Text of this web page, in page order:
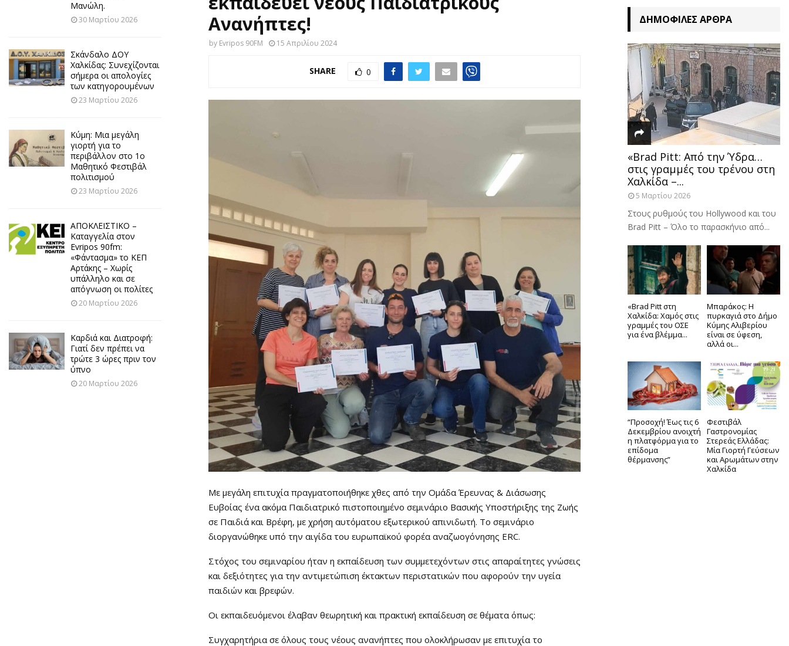
Ανανήπτες!
by Evripos 90FM 15 Απριλίου 2024
SHARE 0
Με μεγάλη επιτυχία πραγματοποιήθηκε χθες από την Ομάδα Έρευνας & Διάσωσης
Ευβοίας ένα ακόμα Παιδιατρικό πιστοποιημένο σεμινάριο Βασικής Υποστήριξης της Ζωής
σε Παιδιά και Βρέφη, με χρήση αυτόματου εξωτερικού απινιδωτή. Το σεμινάριο
διοργανώθηκε υπό την αιγίδα του ευρωπαϊκού φορέα αναζωογόνησης ERC.
Στόχος του σεμιναρίου ήταν η εκπαίδευση των συμμετεχόντων στις απαραίτητες γνώσεις
και δεξιότητες για την αντιμετώπιση έκτακτων περιστατικών που αφορούν την υγεία
παιδιών και βρεφών.
Οι εκπαιδευόμενοι έλαβαν θεωρητική και πρακτική εκπαίδευση σε θέματα όπως:
Συγχαρητήρια σε όλους τους νέους ανανήπτες που ολοκλήρωσαν με επιτυχία το
Μανώλη.
30 Μαρτίου 2026
Σκάνδαλο ΔΟΥ
Χαλκίδας: Συνεχίζονται
σήμερα οι απολογίες
των κατηγορουμένων
23 Μαρτίου 2026
Κύμη: Μια μεγάλη
γιορτή για το
περιβάλλον στο 1ο
Μαθητικό Φεστιβάλ
πολιτισμού
23 Μαρτίου 2026
ΑΠΟΚΛΕΙΣΤΙΚΟ –
Καταγγελία στον
Evripos 90fm:
«Φάντασμα» το ΚΕΠ
Αρτάκης – Χωρίς
υπάλληλο και σε
απόγνωση οι πολίτες
20 Μαρτίου 2026
Καρδιά και Διατροφή:
Γιατί δεν πρέπει να
τρώτε 3 ώρες πριν τον
ύπνο
20 Μαρτίου 2026
ΔΗΜΟΦΙΛΈΣ ΆΡΘΡΑ
«Brad Pitt: Από την Ύδρα…
στις γραμμές του τρένου στη
Χαλκίδα –...
5 Μαρτίου 2026
Στους ρυθμούς του Hollywood και του
Brad Pitt – Όλο το παρασκήνιο από...
«Brad Pitt στη
Χαλκίδα: Χαμός στις
γραμμές του ΟΣΕ
για ένα βλέμμα...
Μπαράκος: Η
πυρκαγιά στο Δήμο
Κύμης Αλιβερίου
είναι σε ύφεση,
αλλά οι...
“Προσοχή! Έως τις 6
Δεκεμβρίου ανοιχτή
η πλατφόρμα για το
επίδομα
θέρμανσης”
Φεστιβάλ
Γαστρονομίας
Στερεάς Ελλάδας:
Μία Γιορτή Γεύσεων
και Αρωμάτων στην
Χαλκίδα